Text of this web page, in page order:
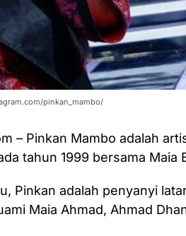
pinkan_mambo/
– Pinkan Mambo adalah
tahun 1999 bersama Maia
Pinkan adalah penyanyi
Maia Ahmad, Ahmad